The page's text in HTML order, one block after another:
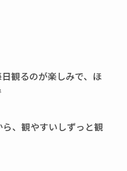
観るのが楽しみで、ほ
、観やすいしずっと観